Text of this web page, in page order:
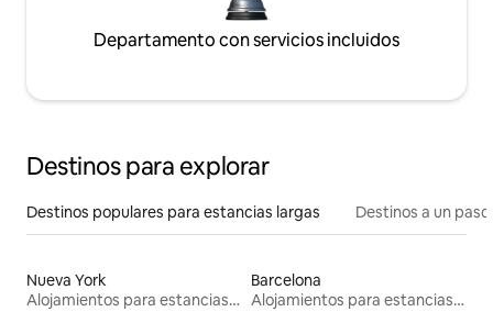
Departamento con servicios incluidos
Destinos para explorar
Destinos populares para estancias largas Destinos a un
Nueva York
Alojamientos para estancias largas
Barcelona
Alojamientos para estancias largas